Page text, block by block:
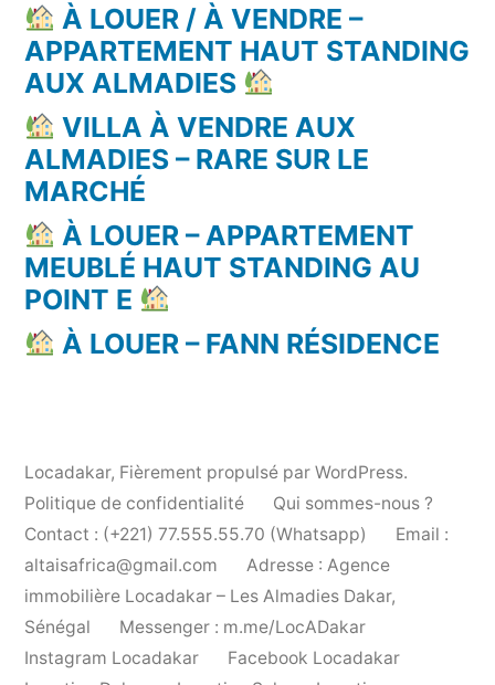
À LOUER / À VENDRE –
APPARTEMENT HAUT STANDING
AUX ALMADIES
VILLA À VENDRE AUX
ALMADIES – RARE SUR LE
MARCHÉ
À LOUER – APPARTEMENT
MEUBLÉ HAUT STANDING AU
POINT E
À LOUER – FANN RÉSIDENCE
Locadakar, Fièrement propulsé par WordPress.
Politique de confidentialité
Qui sommes-nous ?
Contact : (+221) 77.555.55.70 (Whatsapp)
Email :
altaisafrica@gmail.com
Adresse : Agence
immobilière Locadakar – Les Almadies Dakar,
Sénégal
Messenger : m.me/LocADakar
Instagram Locadakar
Facebook Locadakar